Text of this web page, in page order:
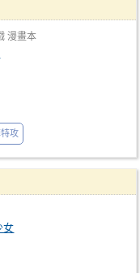
漫畫本
特攻
女